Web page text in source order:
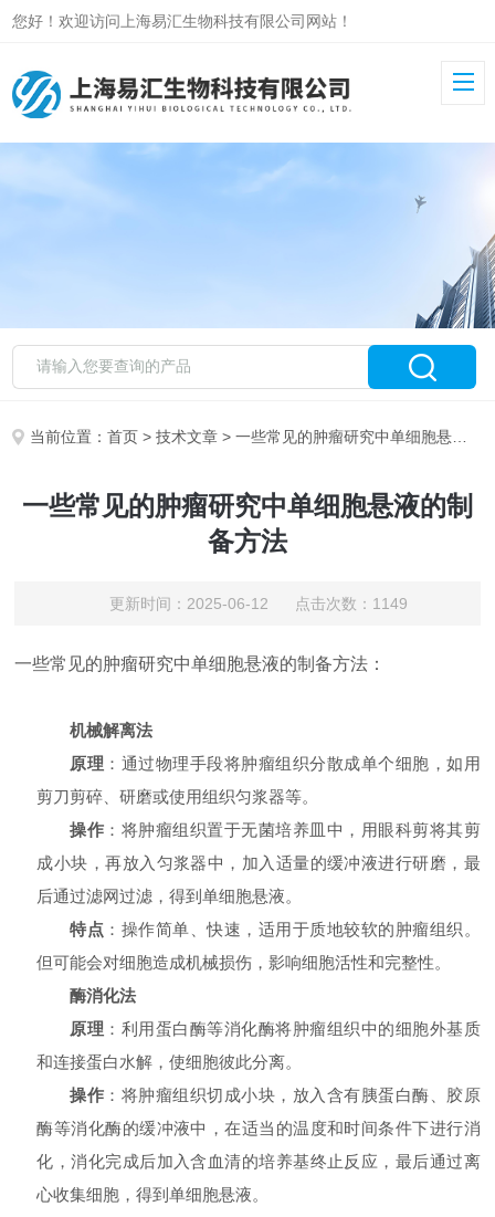
您好！欢迎访问上海易汇生物科技有限公司网站！
当前位置：首页 >技术文章 > 一些常见的肿瘤研究中单细胞悬液的制备方法
一些常见的肿瘤研究中单细胞悬液的制
备方法
更新时间：2025-06-12 点击次数：1149
一些常见的肿瘤研究中单细胞悬液的制备方法：
机械解离法
原理 ：通过物理手段将肿瘤组织分散成单个细胞，如用
剪刀剪碎、研磨或使用组织匀浆器等。
操作 ：将肿瘤组织置于无菌培养皿中，用眼科剪将其剪
成小块，再放入匀浆器中，加入适量的缓冲液进行研磨，最
后通过滤网过滤，得到单细胞悬液。
特点 ：操作简单、快速，适用于质地较软的肿瘤组织。
但可能会对细胞造成机械损伤，影响细胞活性和完整性。
酶消化法
原理 ：利用蛋白酶等消化酶将肿瘤组织中的细胞外基质
和连接蛋白水解，使细胞彼此分离。
操作 ：将肿瘤组织切成小块，放入含有胰蛋白酶、胶原
酶等消化酶的缓冲液中，在适当的温度和时间条件下进行消
化，消化完成后加入含血清的培养基终止反应，最后通过离
心收集细胞，得到单细胞悬液。